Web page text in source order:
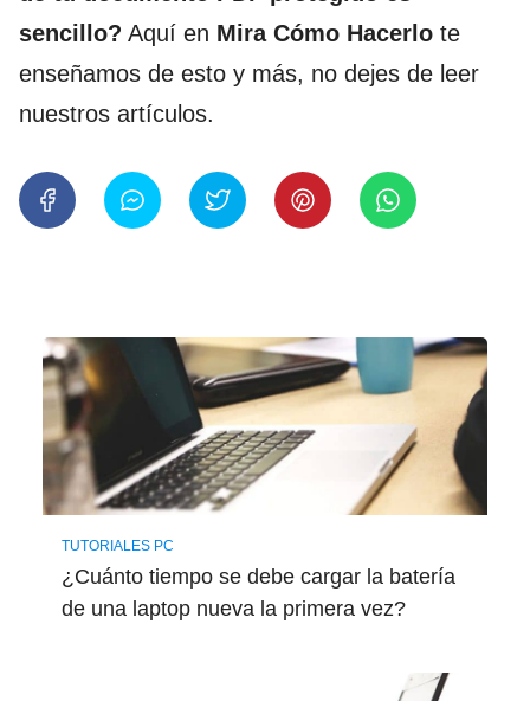
sencillo? Aquí en Mira Cómo Hacerlo te
enseñamos de esto y más, no dejes de leer
nuestros artículos.
TUTORIALES PC
¿Cuánto tiempo se debe cargar la batería
de una laptop nueva la primera vez?